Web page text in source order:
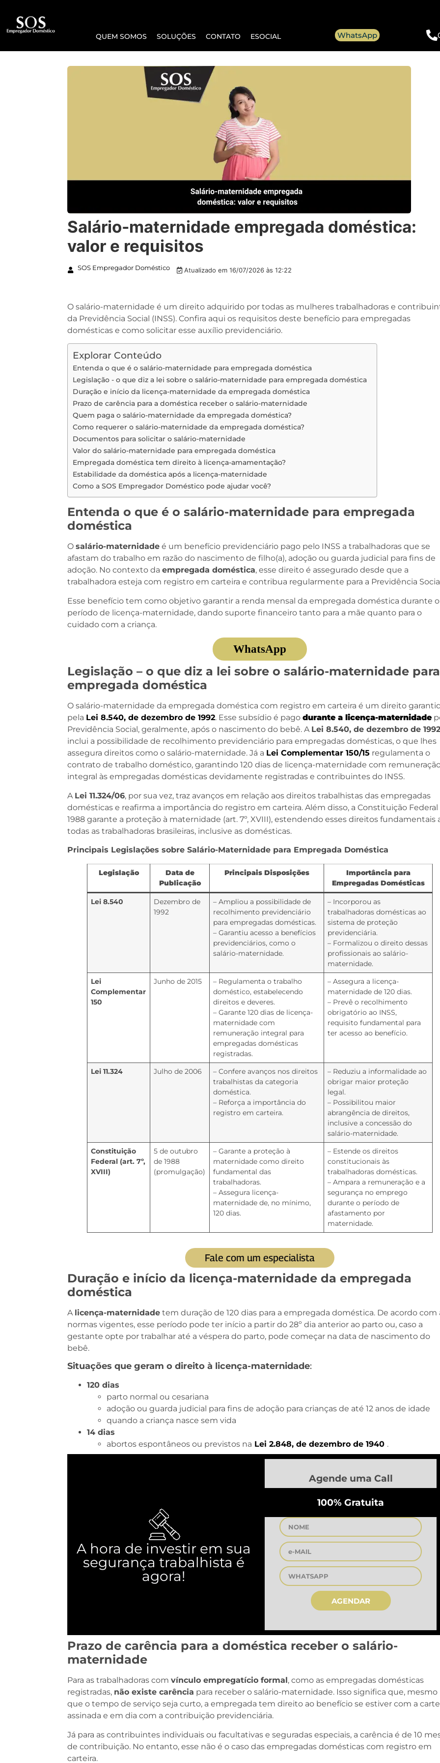
QUEM SOMOS SOLUÇÕES CONTATO ESOCIAL WhatsApp
Salário-maternidade empregada doméstica:
valor e requisitos
SOS Empregador Doméstico Atualizado em 16/07/2026 às 12:22
O salário-maternidade é um direito adquirido por todas as mulheres trabalhadoras e
da Previdência Social (INSS). Confira aqui os requisitos deste benefício para empregadas
domésticas e como solicitar esse auxílio previdenciário.
Explorar Conteúdo
Entenda o que é o salário-maternidade para empregada doméstica
Legislação - o que diz a lei sobre o salário-maternidade para empregada doméstica
Duração e início da licença-maternidade da empregada doméstica
Prazo de carência para a doméstica receber o salário-maternidade
Quem paga o salário-maternidade da empregada doméstica?
Como requerer o salário-maternidade da empregada doméstica?
Documentos para solicitar o salário-maternidade
Valor do salário-maternidade para empregada doméstica
Empregada doméstica tem direito à licença-amamentação?
Estabilidade da doméstica após a licença-maternidade
Como a SOS Empregador Doméstico pode ajudar você?
Entenda o que é o salário-maternidade para empregada
doméstica
O salário-maternidade é um benefício previdenciário pago pelo INSS a trabalhadoras que se
afastam do trabalho em razão do nascimento de filho(a), adoção ou guarda judicial para fins de
adoção. No contexto da empregada doméstica, esse direito é assegurado desde que a
trabalhadora esteja com registro em carteira e contribua regularmente para a Previdência
Esse benefício tem como objetivo garantir a renda mensal da empregada doméstica durante o
período de licença-maternidade, dando suporte financeiro tanto para a mãe quanto para o
cuidado com a criança.
WhatsApp
Legislação – o que diz a lei sobre o salário-maternidade para
empregada doméstica
O salário-maternidade da empregada doméstica com registro em carteira é um direito
pela Lei 8.540, de dezembro de 1992. Esse subsídio é pago durante a licença-maternidade
Previdência Social, geralmente, após o nascimento do bebê. A Lei 8.540, de dezembro de 1992
inclui a possibilidade de recolhimento previdenciário para empregadas domésticas, o que lhes
assegura direitos como o salário-maternidade. Já a Lei Complementar 150/15 regulamenta o
contrato de trabalho doméstico, garantindo 120 dias de licença-maternidade com
integral às empregadas domésticas devidamente registradas e contribuintes do INSS.
A Lei 11.324/06, por sua vez, traz avanços em relação aos direitos trabalhistas das empregadas
domésticas e reafirma a importância do registro em carteira. Além disso, a Constituição Federal
1988 garante a proteção à maternidade (art. 7º, XVIII), estendendo esses direitos fundamentais
todas as trabalhadoras brasileiras, inclusive as domésticas.
Principais Legislações sobre Salário-Maternidade para Empregada Doméstica
Legislação
Data de
Publicação
Principais Disposições
Importância para
Empregadas Domésticas
Lei 8.540
Dezembro de
1992
– Ampliou a possibilidade de
recolhimento previdenciário
para empregadas domésticas.
– Garantiu acesso a benefícios
previdenciários, como o
salário-maternidade.
– Incorporou as
trabalhadoras domésticas ao
sistema de proteção
previdenciária.
– Formalizou o direito dessas
profissionais ao salário-
maternidade.
Lei
Complementar
150
Junho de 2015
– Regulamenta o trabalho
doméstico, estabelecendo
direitos e deveres.
– Garante 120 dias de licença-
maternidade com
remuneração integral para
empregadas domésticas
registradas.
– Assegura a licença-
maternidade de 120 dias.
– Prevê o recolhimento
obrigatório ao INSS,
requisito fundamental para
ter acesso ao benefício.
Lei 11.324 Julho de 2006
– Confere avanços nos direitos
trabalhistas da categoria
doméstica.
– Reforça a importância do
registro em carteira.
– Reduziu a informalidade ao
obrigar maior proteção
legal.
– Possibilitou maior
abrangência de direitos,
inclusive a concessão do
salário-maternidade.
Constituição
Federal (art. 7º,
XVIII)
5 de outubro
de 1988
(promulgação)
– Garante a proteção à
maternidade como direito
fundamental das
trabalhadoras.
– Assegura licença-
maternidade de, no mínimo,
120 dias.
– Estende os direitos
constitucionais às
trabalhadoras domésticas.
– Ampara a remuneração e a
segurança no emprego
durante o período de
afastamento por
maternidade.
Fale com um especialista
Duração e início da licença-maternidade da empregada
doméstica
A licença-maternidade tem duração de 120 dias para a empregada doméstica. De acordo com
normas vigentes, esse período pode ter início a partir do 28º dia anterior ao parto ou, caso a
gestante opte por trabalhar até a véspera do parto, pode começar na data de nascimento do
bebê.
Situações que geram o direito à licença-maternidade:
120 dias
parto normal ou cesariana
adoção ou guarda judicial para fins de adoção para crianças de até 12 anos de idade
quando a criança nasce sem vida
14 dias
abortos espontâneos ou previstos na Lei 2.848, de dezembro de 1940 .
A hora de investir em sua
segurança trabalhista é
agora!
Agende uma Call
100% Gratuita
AGENDAR
Prazo de carência para a doméstica receber o salário-
maternidade
Para as trabalhadoras com vínculo empregatício formal , como as empregadas domésticas
registradas, não existe carência para receber o salário-maternidade. Isso significa que, mesmo
que o tempo de serviço seja curto, a empregada tem direito ao benefício se estiver com a
assinada e em dia com a contribuição previdenciária.
Já para as contribuintes individuais ou facultativas e seguradas especiais, a carência é de 10
de contribuição. No entanto, esse não é o caso das empregadas domésticas com registro em
carteira.